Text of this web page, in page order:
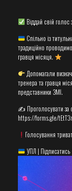
Віддай свій
Спільно із
традиційно
гравця місяця.
Допомагали
тренера та гравця
представники ЗМІ.
✍️ Проголосувати за
https://forms.gle/
Голосування
УПЛ | Підписатись